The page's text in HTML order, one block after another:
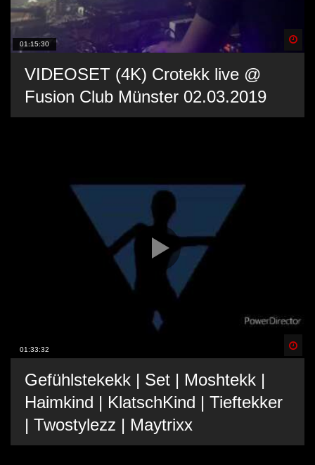
01:15:30
VIDEOSET (4K) Crotekk live @
Fusion Club Münster 02.03.2019
01:33:32
Gefühlstekekk | Set | Moshtekk |
Haimkind | KlatschKind | Tieftekker
| Twostylezz | Maytrixx